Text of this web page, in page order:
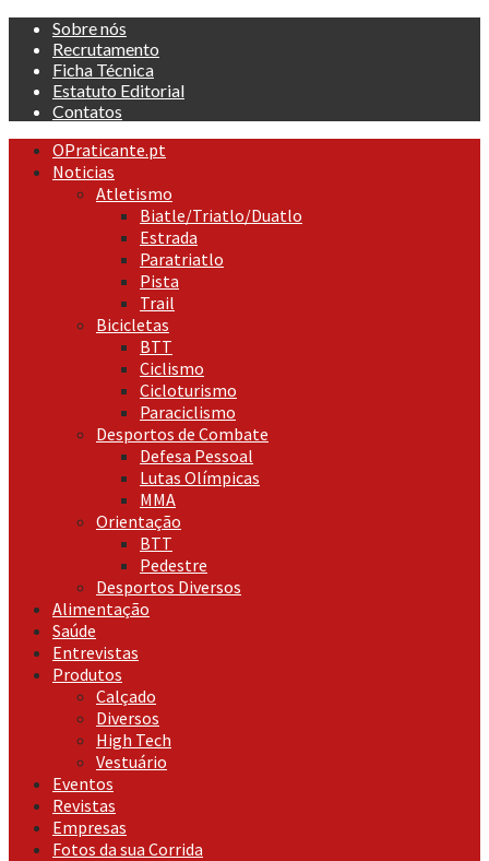
Skip
content
Sobre nós
Recrutamento
Ficha Técnica
Estatuto Editorial
Contatos
Primary
Menu
OPraticante.pt
Noticias
Atletismo
Biatle/Triatlo/Duatlo
Estrada
Paratriatlo
Pista
Trail
Bicicletas
BTT
Ciclismo
Cicloturismo
Paraciclismo
Desportos de Combate
Defesa Pessoal
Lutas Olímpicas
MMA
Orientação
BTT
Pedestre
Desportos Diversos
Alimentação
Saúde
Entrevistas
Produtos
Calçado
Diversos
High Tech
Vestuário
Eventos
Revistas
Empresas
Fotos da sua Corrida